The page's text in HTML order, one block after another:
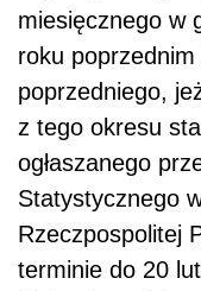
miesięcznego w
roku poprzednim
poprzedniego,
z tego okresu
ogłaszanego
Statystycznego
Rzeczpospolitej
terminie do 20